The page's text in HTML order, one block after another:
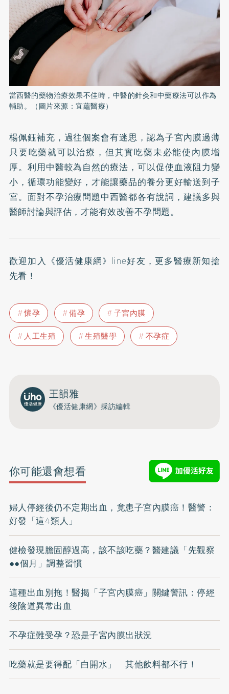
當西醫的藥物治療效果不佳時，中醫的針灸和中藥療法可以作為
輔助。（圖片來源：宜蘊醫療）
楊佩鈺補充，過往個案會有迷思，認為子宮內膜過薄
只要吃藥就可以治療，但其實吃藥未必能使內膜增
厚。利用中醫較為自然的療法，可以促使血液阻力變
小，循環功能變好，才能讓藥品的養分更好輸送到子
宮。面對不孕治療問題中西醫都各有說詞，建議多與
醫師討論與評估，才能有效改善不孕問題。
歡迎加入 《優活健康網》line好友 ，更多醫療新知搶
先看！
懷孕 備孕
子宮內膜
人工生殖
生殖醫學 不孕症
王韻雅
《優活健康網》採訪編輯
你可能還會想看
婦人停經後仍不定期出血，竟患子宮內膜癌！醫警：
好發「這4類人」
健檢發現膽固醇過高，該不該吃藥？醫建議「先觀察
●●個月」調整習慣
這種出血別拖！醫揭「子宮內膜癌」關鍵警訊：停經
後陰道異常出血
不孕症難受孕？恐是子宮內膜出狀況
吃藥就是要得配「白開水」 其他飲料都不行！